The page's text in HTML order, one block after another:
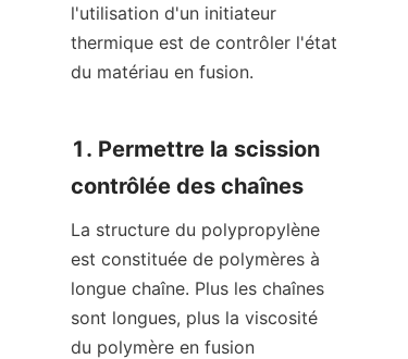
l'utilisation d'un initiateur
thermique est de contrôler l'état
du matériau en fusion.
1. Permettre la scission
contrôlée des chaînes
La structure du polypropylène
est constituée de polymères à
longue chaîne. Plus les chaînes
sont longues, plus la viscosité
du polymère en fusion